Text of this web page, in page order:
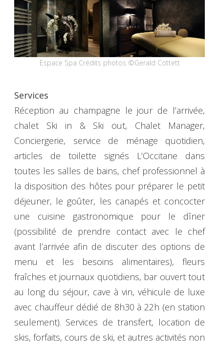
Espace Spa Crédits photos ©Gerald Cottett
Services
Réception au champagne le jour de l’arrivée,
chalet Ski in & Ski out, Chalet Manager,
Conciergerie, service de ménage quotidien,
articles de toilette signés L’Occitane dans
toutes les salles de bains, chef professionnel à
la disposition des hôtes pour préparer le petit
déjeuner, le goûter, les canapés et concocter
une cuisine gastronomique pour le dîner
(possibilité de prendre contact avec le chef
avant l’arrivée afin de discuter des options de
menu et les besoins alimentaires), fleurs
fraîches et journaux quotidiens, bar ouvert tout
au long du séjour, cave à vin, véhicule de luxe
avec chauffeur dédié de 8h30 à 22h (en station
seulement). Services de transfert, location de
skis, forfaits, cours de ski, et autres activités non